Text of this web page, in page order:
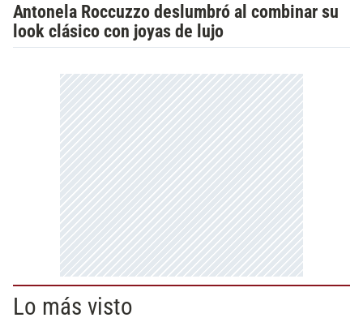
Antonela Roccuzzo deslumbró al combinar su
look clásico con joyas de lujo
Lo más visto